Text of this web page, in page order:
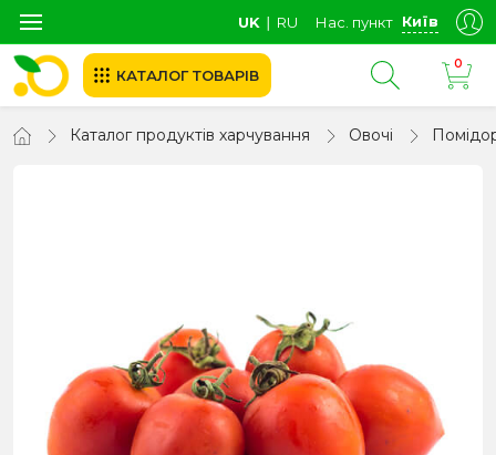
UK ∣ RU Нас. пункт Київ
КАТАЛОГ ТОВАРІВ
0
Каталог продуктів харчування Овочі